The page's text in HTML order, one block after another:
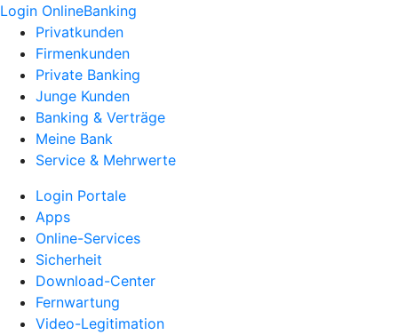
Login OnlineBanking
Privatkunden
Firmenkunden
Private Banking
Junge Kunden
Banking & Verträge
Meine Bank
Service & Mehrwerte
Login Portale
Apps
Online-Services
Sicherheit
Download-Center
Fernwartung
Video-Legitimation